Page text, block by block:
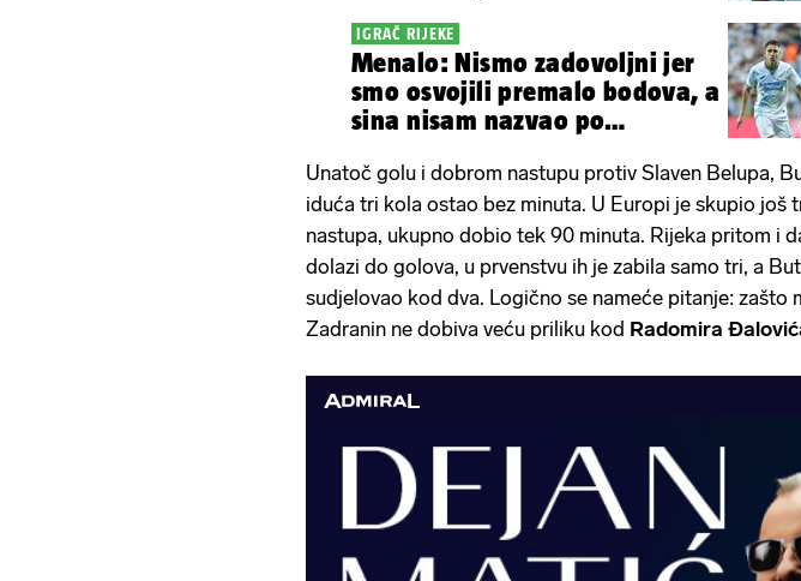
IGRAČ RIJEKE
Menalo: Nismo zadovoljni jer
smo osvojili premalo bodova, a
sina nisam nazvao po
Unatoč golu i dobrom nastupu protiv Slaven Belupa,
iduća tri kola ostao bez minuta. U Europi je skupio još
nastupa, ukupno dobio tek 90 minuta. Rijeka pritom i
dolazi do golova, u prvenstvu ih je zabila samo tri, a
sudjelovao kod dva. Logično se nameće pitanje: zašto
Zadranin ne dobiva veću priliku kod Radomira